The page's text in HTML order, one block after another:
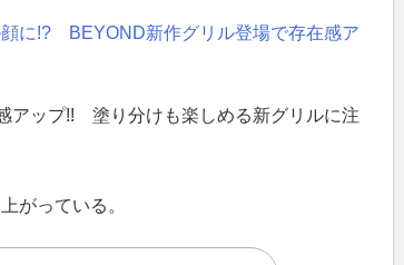
顔に!? BEYOND新作グリル登場で存在感ア
アップ!! 塗り分けも楽しめる新グリルに注
がっている。